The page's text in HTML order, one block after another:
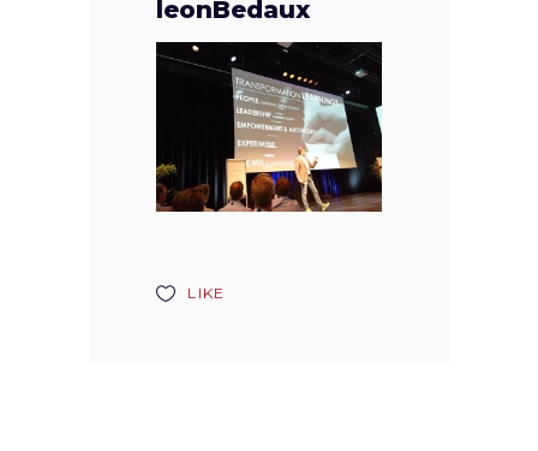
leonBedaux
LIKE